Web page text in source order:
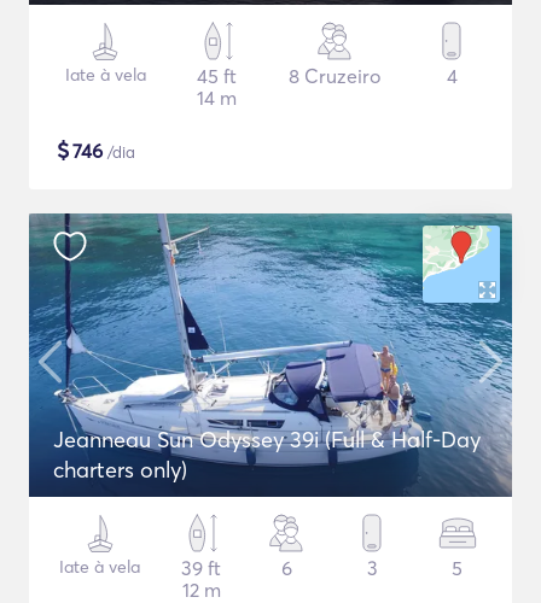
Iate à vela
45 ft
14 m
8 Cruzeiro 4
$746 /dia
Jeanneau Sun Odyssey 39i (Full & Half-Day
charters only)
Iate à vela
39 ft
12 m
6 3 5